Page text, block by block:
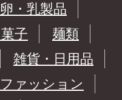
卵・乳製品
子
麺類
雑貨・日用品
ファッション